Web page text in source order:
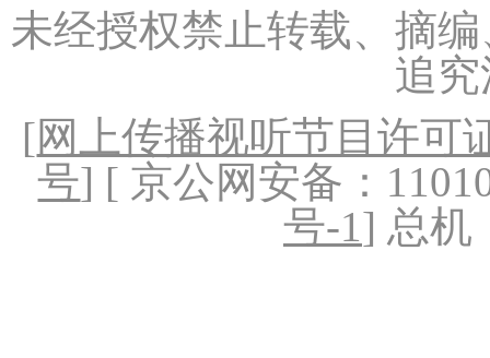
未经授权禁止转载、摘
追
[网上传播视听节目许可
号] [ 京公网安备：
号-1] 总机